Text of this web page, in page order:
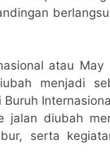
atau
menjadi
diubah
serta